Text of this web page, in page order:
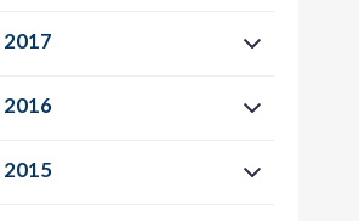
2017
2016
2015